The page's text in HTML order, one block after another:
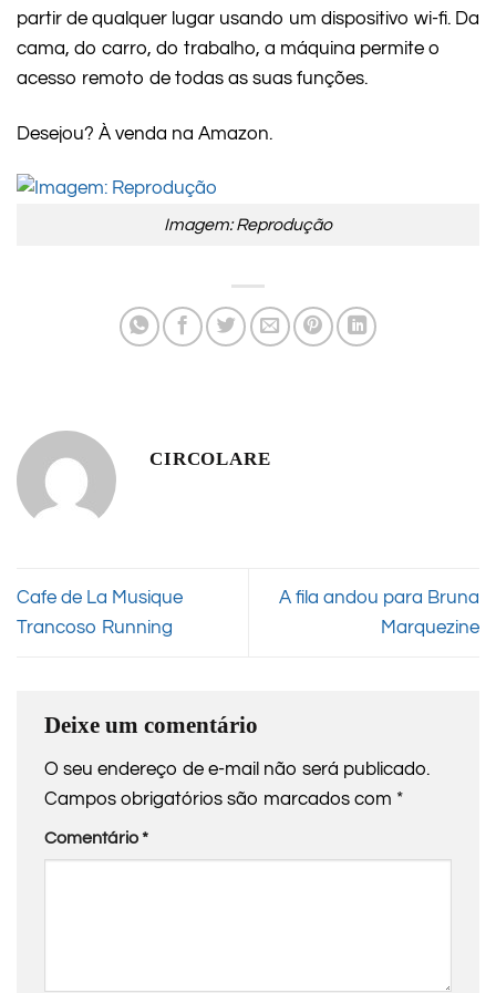
partir de qualquer lugar usando um dispositivo wi-fi. Da
cama, do carro, do trabalho, a máquina permite o
acesso remoto de todas as suas funções.
Desejou? À venda na Amazon.
Imagem: Reprodução
CIRCOLARE
Cafe de La Musique
Trancoso Running
A fila andou para Bruna
Marquezine
Deixe um comentário
O seu endereço de e-mail não será publicado.
Campos obrigatórios são marcados com *
Comentário*